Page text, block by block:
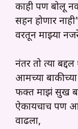
काही पण बोलू
सहन होणार
वरतून माझ्या
नंतर तो त्या
आमच्या
फक्त माझं सुख
ऐकायचाच पण
वाढला,